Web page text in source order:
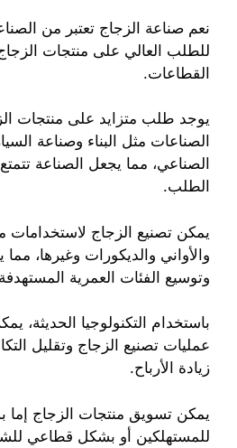
نعم صناعة الزجاج تعتبر من
للطلب العالي على منتجات
القطاعات.
يوجد طلب متزايد على منتجات
الصناعات مثل البناء وصناعة
الصناعي، مما يجعل الصناعة
الطلب.
يمكن تصنيع الزجاج لاستخدامات
والأواني والديكورات وغيرها،
وتوسيع الفئات العمرية
باستخدام التكنولوجيا الحديثة،
عمليات تصنيع الزجاج وتقليل
زيادة الأرباح.
يمكن تسويق منتجات الزجاج إما
للمستهلكين أو بشكل قطاعي